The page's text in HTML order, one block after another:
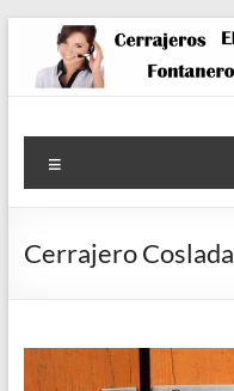
contenido
Cerrajero Coslada